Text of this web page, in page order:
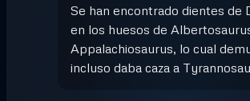
Se han encontrado dientes de
en los huesos de
Appalachiosaurus, lo cual
incluso daba caza a